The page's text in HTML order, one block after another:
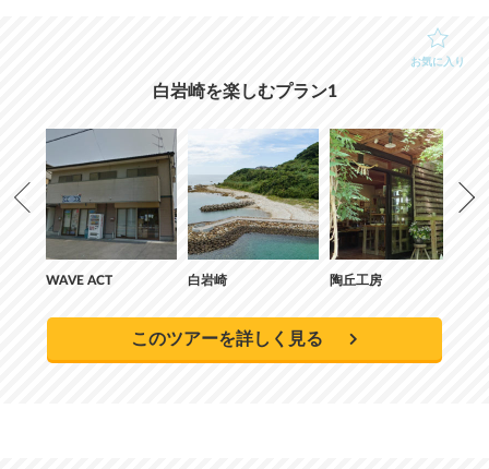
白岩崎を楽しむプラン1
WAVE ACT 白岩崎 陶丘工房
このツアーを詳しく見る
お気に入り